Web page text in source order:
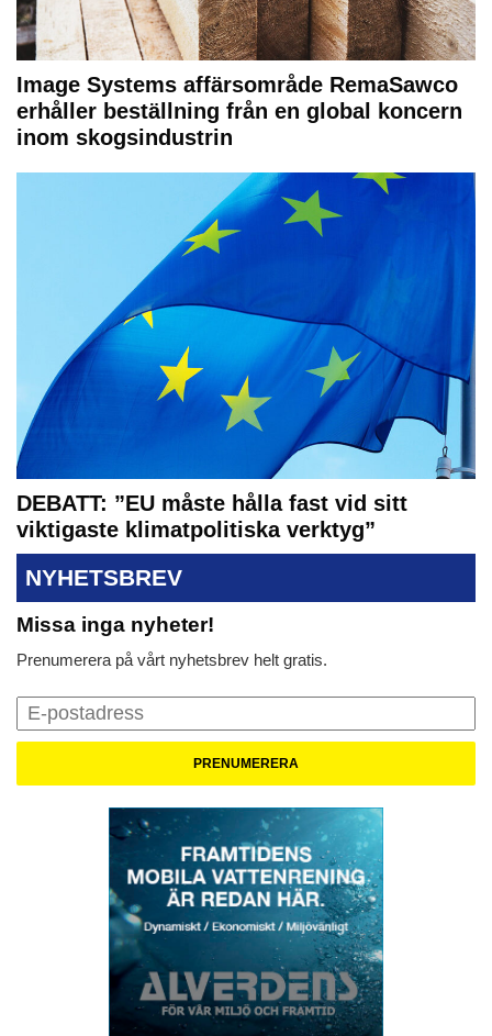
Image Systems affärsområde RemaSawco
erhåller beställning från en global koncern
inom skogsindustrin
DEBATT: ”EU måste hålla fast vid sitt
viktigaste klimatpolitiska verktyg”
NYHETSBREV
Missa inga nyheter!
Prenumerera på vårt nyhetsbrev helt gratis.